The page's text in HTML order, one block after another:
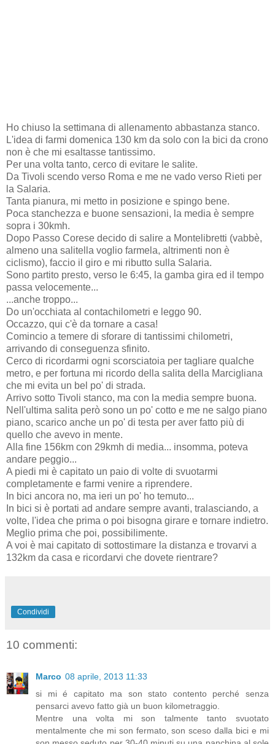
Ho chiuso la settimana di allenamento abbastanza stanco.
L'idea di farmi domenica 130 km da solo con la bici da crono
non è che mi esaltasse tantissimo.
Per una volta tanto, cerco di evitare le salite.
Da Tivoli scendo verso Roma e me ne vado verso Rieti per
la Salaria.
Tanta pianura, mi metto in posizione e spingo bene.
Poca stanchezza e buone sensazioni, la media è sempre
sopra i 30kmh.
Dopo Passo Corese decido di salire a Montelibretti (vabbè,
almeno una salitella voglio farmela, altrimenti non è
ciclismo), faccio il giro e mi ributto sulla Salaria.
Sono partito presto, verso le 6:45, la gamba gira ed il tempo
passa velocemente...
...anche troppo...
Do un'occhiata al contachilometri e leggo 90.
Occazzo, qui c'è da tornare a casa!
Comincio a temere di sforare di tantissimi chilometri,
arrivando di conseguenza sfinito.
Cerco di ricordarmi ogni scorsciatoia per tagliare qualche
metro, e per fortuna mi ricordo della salita della Marcigliana
che mi evita un bel po' di strada.
Arrivo sotto Tivoli stanco, ma con la media sempre buona.
Nell'ultima salita però sono un po' cotto e me ne salgo piano
piano, scarico anche un po' di testa per aver fatto più di
quello che avevo in mente.
Alla fine 156km con 29kmh di media... insomma, poteva
andare peggio...
A piedi mi è capitato un paio di volte di svuotarmi
completamente e farmi venire a riprendere.
In bici ancora no, ma ieri un po' ho temuto...
In bici si è portati ad andare sempre avanti, tralasciando, a
volte, l'idea che prima o poi bisogna girare e tornare indietro.
Meglio prima che poi, possibilimente.
A voi è mai capitato di sottostimare la distanza e trovarvi a
132km da casa e ricordarvi che dovete rientrare?
Condividi
10 commenti:
Marco 08 aprile, 2013 11:33
si mi é capitato ma son stato contento perché senza
pensarci avevo fatto già un buon kilometraggio.
Mentre una volta mi son talmente tanto svuotato
mentalmente che mi son fermato, son sceso dalla bici e mi